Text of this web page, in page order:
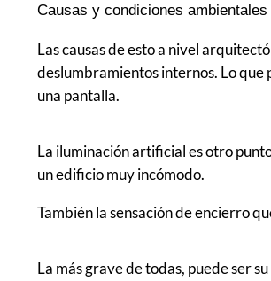
Causas y condiciones ambientales
Las causas de esto a nivel
deslumbramientos internos. Lo
una pantalla.
La iluminación artificial es otro
un edificio muy incómodo.
También la sensación de encierro
La más grave de todas, puede ser